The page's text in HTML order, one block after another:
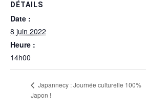
DÉTAILS
Date :
8 juin 2022
Heure :
14h00
Japannecy : Journée culturelle 100%
Japon !